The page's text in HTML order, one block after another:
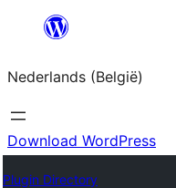
Spring
de
inhoud
Nederlands (België)
Download WordPress
Plugin Directory